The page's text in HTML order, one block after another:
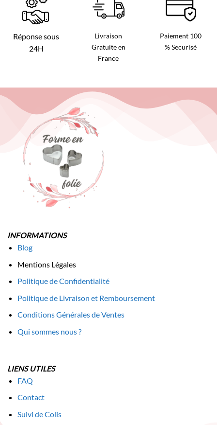
Réponse sous
24H
Livraison
Gratuite en
France
Paiement 100
% Securisé
INFORMATIONS
Blog
Mentions Légales
Politique de Confidentialité
Politique de Livraison et Remboursement
Conditions Générales de Ventes
Qui sommes nous ?
LIENS UTILES
FAQ
Contact
Suivi de Colis